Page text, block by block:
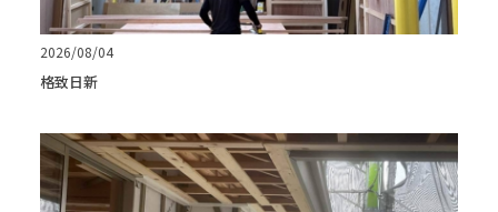
2026/08/04
格致日新